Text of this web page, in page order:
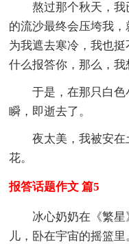
熬过那个秋天，我
的流沙最终会压垮我
为我遮去寒冷，我也
什么报答你，那么，我
于是，在那只白色
瞬，即逝去了。
夜太美，我被安在
花。
报答话题作文 篇5
冰心奶奶在《繁星
儿，卧在宇宙的摇篮里